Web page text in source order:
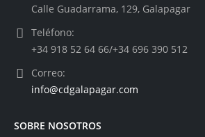
Calle Guadarrama, 129, Galapagar
Teléfono:
+34 918 52 64 66/+34 696 390 512
Correo:
info@cdgalapagar.com
SOBRE NOSOTROS